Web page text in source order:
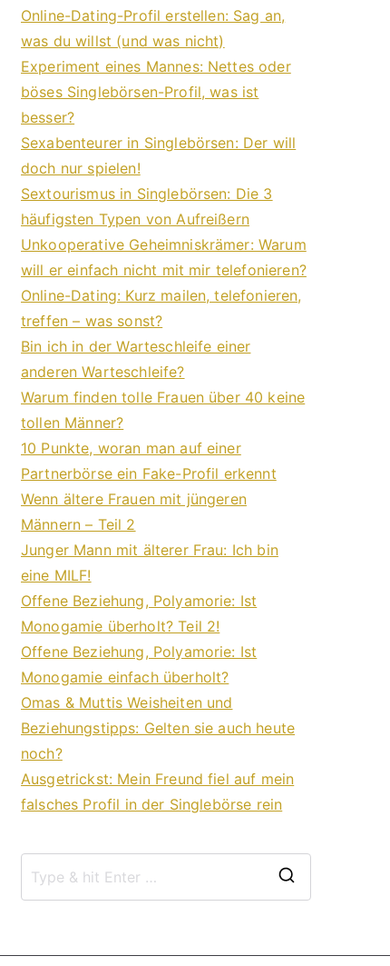
Online-Dating-Profil erstellen: Sag an,
was du willst (und was nicht)
Experiment eines Mannes: Nettes oder
böses Singlebörsen-Profil, was ist
besser?
Sexabenteurer in Singlebörsen: Der will
doch nur spielen!
Sextourismus in Singlebörsen: Die 3
häufigsten Typen von Aufreißern
Unkooperative Geheimniskrämer: Warum
will er einfach nicht mit mir telefonieren?
Online-Dating: Kurz mailen, telefonieren,
treffen – was sonst?
Bin ich in der Warteschleife einer
anderen Warteschleife?
Warum finden tolle Frauen über 40 keine
tollen Männer?
10 Punkte, woran man auf einer
Partnerbörse ein Fake-Profil erkennt
Wenn ältere Frauen mit jüngeren
Männern – Teil 2
Junger Mann mit älterer Frau: Ich bin
eine MILF!
Offene Beziehung, Polyamorie: Ist
Monogamie überholt? Teil 2!
Offene Beziehung, Polyamorie: Ist
Monogamie einfach überholt?
Omas & Muttis Weisheiten und
Beziehungstipps: Gelten sie auch heute
noch?
Ausgetrickst: Mein Freund fiel auf mein
falsches Profil in der Singlebörse rein
e
c